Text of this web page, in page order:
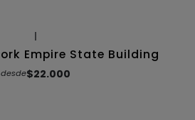
Empire State Building
desde$22.000